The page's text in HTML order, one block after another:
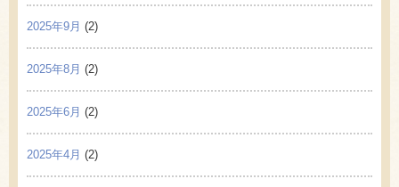
2025年9月 (2)
2025年8月 (2)
2025年6月 (2)
2025年4月 (2)